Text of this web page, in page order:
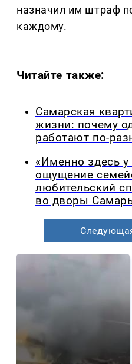
назначил им штраф
каждому.
Читайте также:
Самарская
жизни: почему
работают по-
«Именно здесь
ощущение
любительский
во дворы